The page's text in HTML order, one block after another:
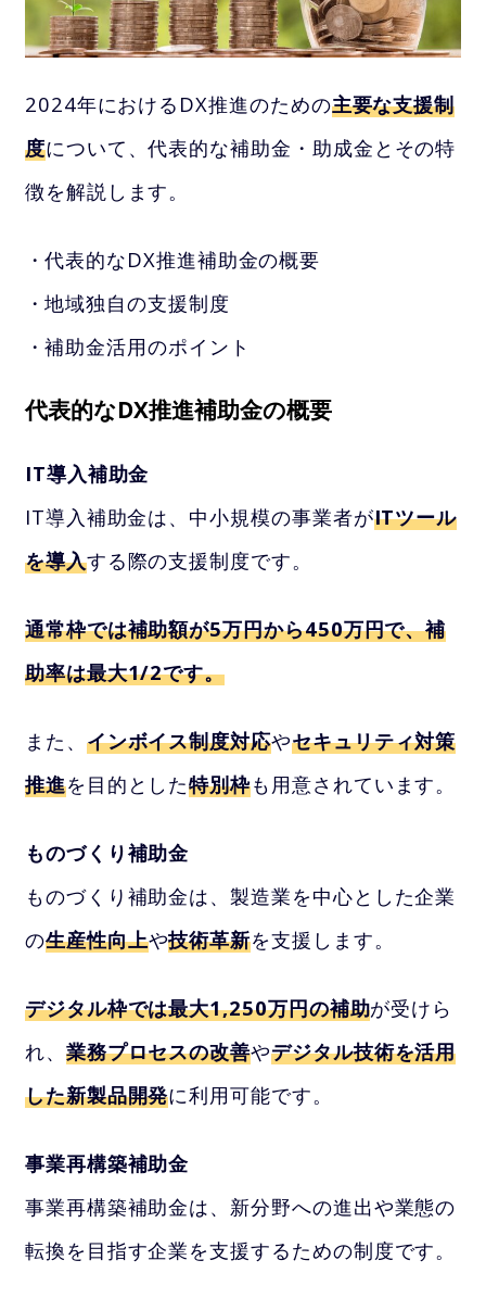
2024年におけるDX推進のための主要な支援制
度について、代表的な補助金・助成金とその特
徴を解説します。
代表的なDX推進補助金の概要
地域独自の支援制度
補助金活用のポイント
代表的なDX推進補助金の概要
IT導入補助金
IT導入補助金は、中小規模の事業者がITツール
を導入する際の支援制度です。
通常枠では補助額が5万円から450万円で、補
助率は最大1/2です。
また、 インボイス制度対応やセキュリティ対策
推進を目的とした特別枠も用意されています。
ものづくり補助金
ものづくり補助金は、製造業を中心とした企業
の生産性向上や技術革新を支援します。
デジタル枠では最大1,250万円の補助が受けら
れ、 業務プロセスの改善やデジタル技術を活用
した新製品開発に利用可能です。
事業再構築補助金
事業再構築補助金は、新分野への進出や業態の
転換を目指す企業を支援するための制度です。